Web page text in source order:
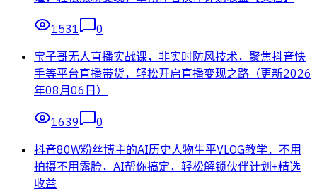
1531
0
宝子哥无人直播实战课，非实时防风技术，聚焦抖音快
手等平台直播带货，轻松开启直播变现之路（更新2026
年08月06日）
1639
0
抖音80W粉丝博主的AI历史人物生平VLOG教学，不用
拍摄不用露脸，AI帮你搞定，轻松解锁伙伴计划+精选
收益